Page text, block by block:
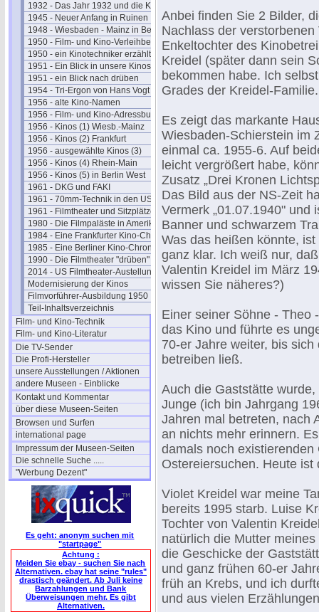
1932 - Das Jahr 1932 und die Kinos
1945 - Neuer Anfang in Ruinen
1948 - Wiesbaden - Mainz in Berlin
1950 - Film- und Kino-Verleihbezirke
1950 - ein Kinotechniker erzählt
1951 - Ein Blick in unsere Kinos
1951 - ein Blick nach drüben
1954 - Tri-Ergon von Hans Vogt
1956 - alte Kino-Namen
1956 - Film- und Kino-Adressbuch 57
1956 - Kinos (1) Wiesb.-Mainz
1956 - Kinos (2) Frankfurt
1956 - ausgewählte Kinos (3)
1956 - Kinos (4) Rhein-Main
1956 - Kinos (5) in Berlin West
1961 - DKG und FAKI
1961 - 70mm-Technik in den USA
1961 - Filmtheater und Sitzplätze
1980 - Die Filmpaläste in Amerika
1984 - Eine Frankfurter Kino-Chronik
1985 - Eine Berliner Kino-Chronik
1990 - Die Filmtheater "drüben"
2014 - US Filmtheater-Austellung
Modernisierung der Kinos
Filmvorführer-Ausbildung 1950
Teil-Inhaltsverzeichnis
Film- und Kino-Technik
Film- und Kino-Literatur
Die TV-Sender
Die Profi-Hersteller
unsere Ausstellungen / Aktionen
andere Museen - Einblicke
Kontakt und Kommentar
über diese Museen-Seiten
Browsen und Surfen
international page
Impressum der Museen-Seiten
Die schnelle Suche .....
"Werbung Dezent"
Es geht: anonym suchen mit
"startpage"
Achtung :
Meiden Sie ebay - suchen Sie nach
Alternativen. ebay hat seine "rules"
drastisch geändert. Ab Juli keine
Barzahlungen und Bank
Überweisungen mehr. Es gibt
Alternativen.
Anbei finden Sie 2 Bilder,
Nachlass der
Enkeltochter des
Kreidel (später dann sein
bekommen habe. Ich
Grades der Kreidel-Familie.
Es zeigt das markante
Wiesbaden-Schierstein im
einmal ca. 1955-6. Auf
leicht vergrößert habe,
Zusatz „Drei Kronen
Das Bild aus der NS-Zeit
Vermerk „01.07.1940" und
Banner und schwarzem
Was das heißen könnte,
ganz klar. Ich weiß nur,
Valentin Kreidel im März
wissen Sie näheres?)
Einer seiner Söhne - Theo
das Kino und führte es
70-er Jahre weiter, bis
betreiben ließ.
Auch die Gaststätte
Junge (ich bin Jahrgang
Jahren mal betreten, nach
an nichts mehr erinnern.
damals noch
Ostereiersuchen. Heute
Violet Kreidel war meine
bereits 1995 starb. Luise
Tochter von Valentin
natürlich die Mutter
die Geschicke der
und ganz frühen 60-er
früh an Krebs, und ich
und aus vielen